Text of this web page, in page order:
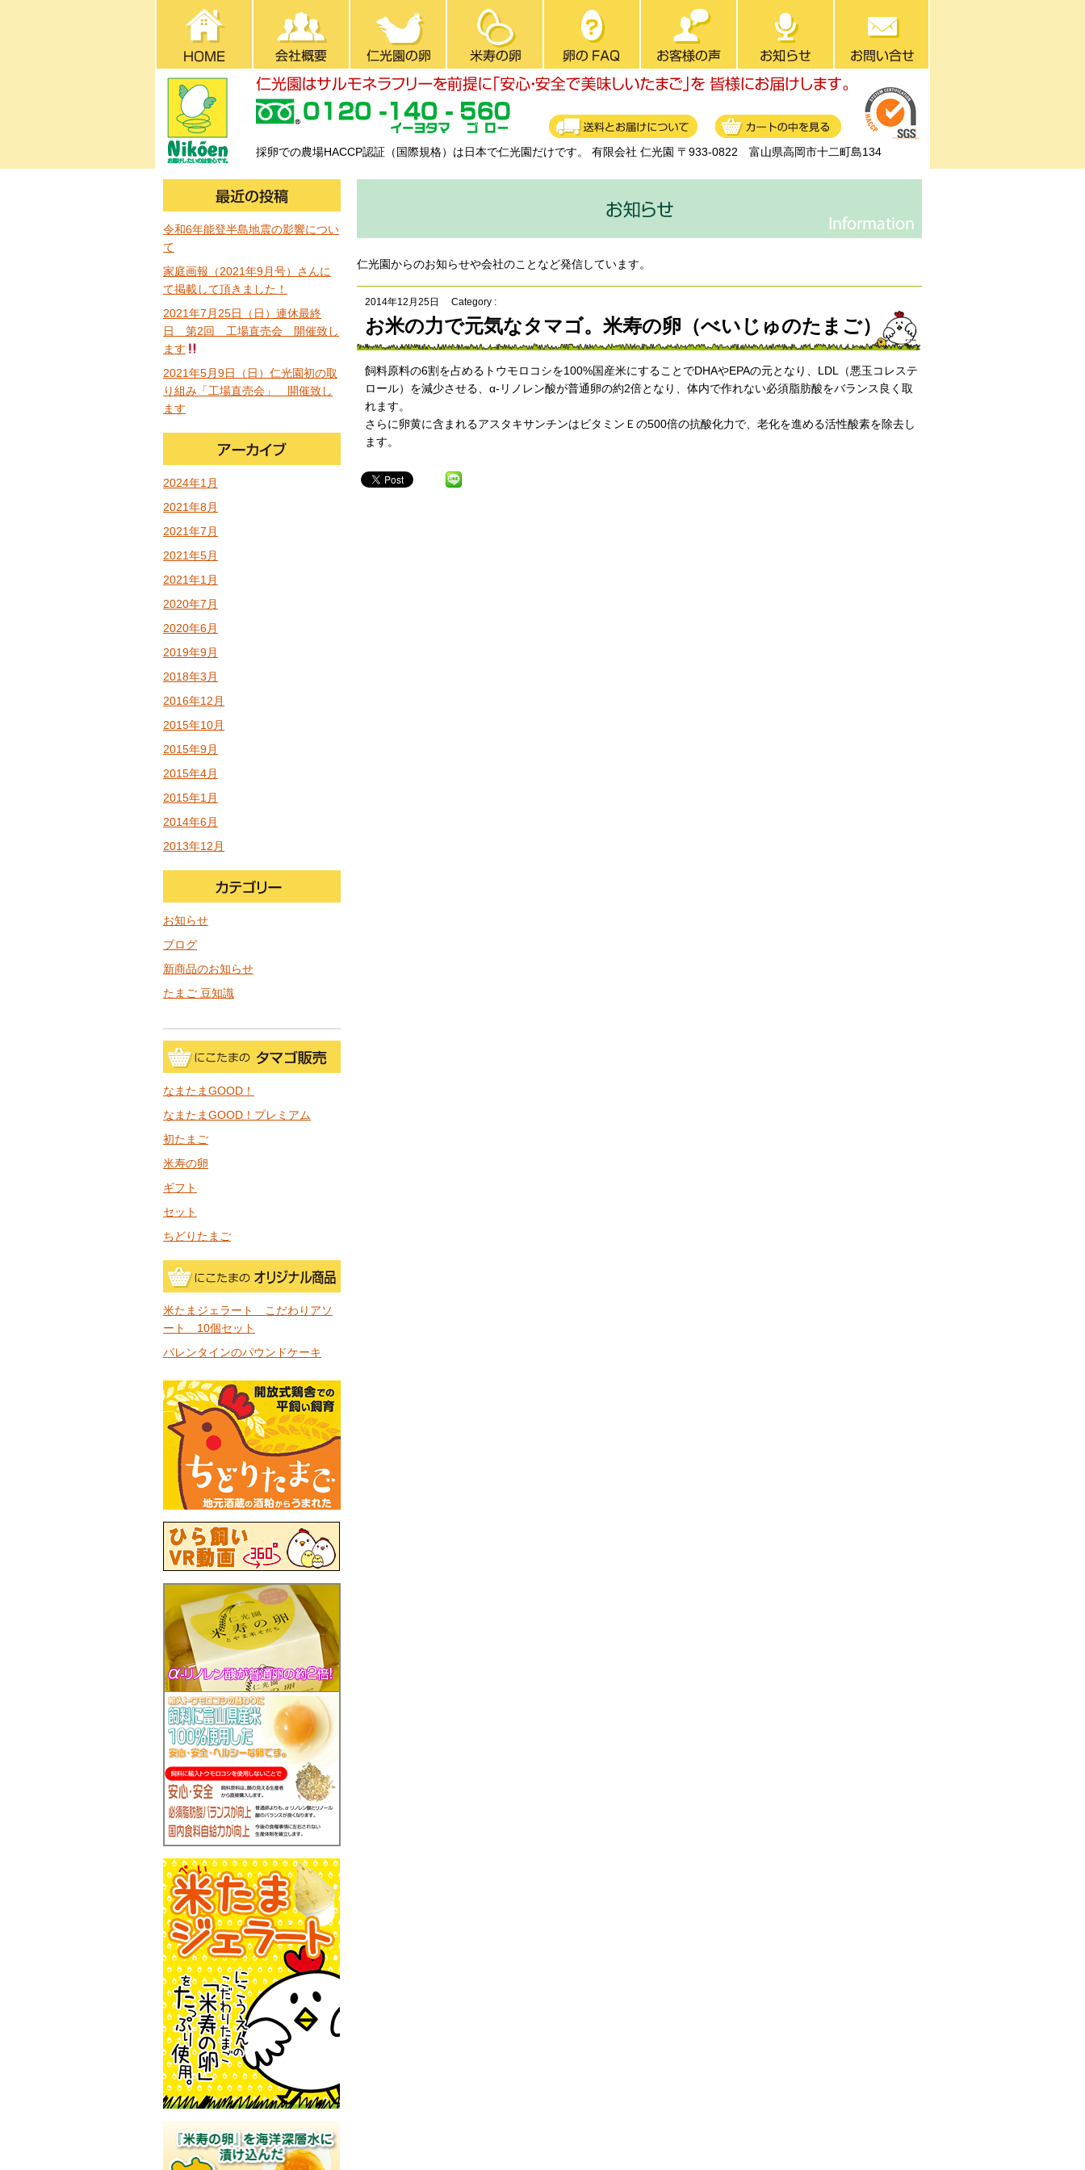
採卵での農場HACCP認証（国際規格）は日本で仁光園だけです。 有限会社 仁光園 〒933-0822 富山県高岡市十二町島134
令和6年能登半島地震の影響につい
て
家庭画報（2021年9月号）さんに
て掲載して頂きました！
2021年7月25日（日）連休最終
日 第2回 工場直売会 開催致し
ます
2021年5月9日（日）仁光園初の取
り組み「工場直売会」 開催致し
ます
2024年1月
2021年8月
2021年7月
2021年5月
2021年1月
2020年7月
2020年6月
2019年9月
2018年3月
2016年12月
2015年10月
2015年9月
2015年4月
2015年1月
2014年6月
2013年12月
お知らせ
ブログ
新商品のお知らせ
たまご 豆知識
なまたまGOOD！
なまたまGOOD！プレミアム
初たまご
米寿の卵
ギフト
セット
ちどりたまご
米たまジェラート こだわりアソ
ート 10個セット
バレンタインのパウンドケーキ
仁光園からのお知らせや会社のことなど発信しています。
2014年12月25日 Category :
お米の力で元気なタマゴ。米寿の卵（べいじゅのたまご）
飼料原料の6割を占めるトウモロコシを100%国産米にすることでDHAやEPAの元となり、LDL（悪玉コレステ
ロール）を減少させる、α‐リノレン酸が普通卵の約2倍となり、体内で作れない必須脂肪酸をバランス良く取
れます。
さらに卵黄に含まれるアスタキサンチンはビタミンＥの500倍の抗酸化力で、老化を進める活性酸素を除去し
ます。